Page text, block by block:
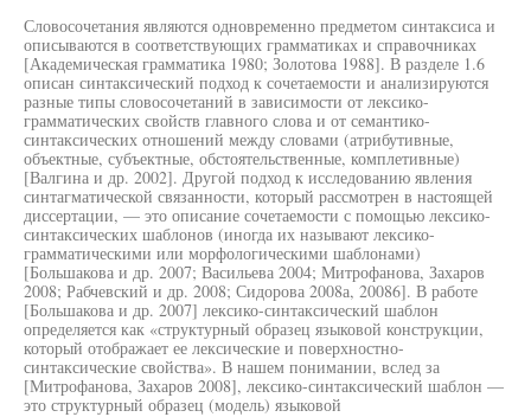
Словосочетания являются одновременно предметом синтаксиса и
описываются в соответствующих грамматиках и справочниках
[Академическая грамматика 1980; Золотова 1988]. В разделе 1.6
описан синтаксический подход к сочетаемости и анализируются
разные типы словосочетаний в зависимости от лексико-
грамматических свойств главного слова и от семантико-
синтаксических отношений между словами (атрибутивные,
объектные, субъектные, обстоятельственные, комплетивные)
[Валгина и др. 2002]. Другой подход к исследованию явления
синтагматической связанности, который рассмотрен в настоящей
диссертации, — это описание сочетаемости с помощью лексико-
синтаксических шаблонов (иногда их называют лексико-
грамматическими или морфологическими шаблонами)
[Большакова и др. 2007; Васильева 2004; Митрофанова, Захаров
2008; Рабчевский и др. 2008; Сидорова 2008а, 20086]. В работе
[Большакова и др. 2007] лексико-синтаксический шаблон
определяется как «структурный образец языковой конструкции,
который отображает ее лексические и поверхностно-
синтаксические свойства». В нашем понимании, вслед за
[Митрофанова, Захаров 2008], лексико-синтаксический шаблон —
это структурный образец (модель) языковой